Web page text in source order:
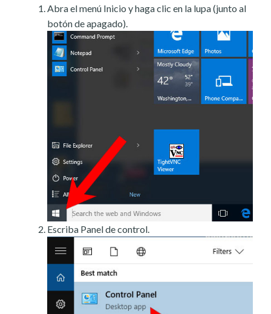
Abra el menú Inicio y haga clic en la lupa (junto al
botón de apagado).
Escriba Panel de control.